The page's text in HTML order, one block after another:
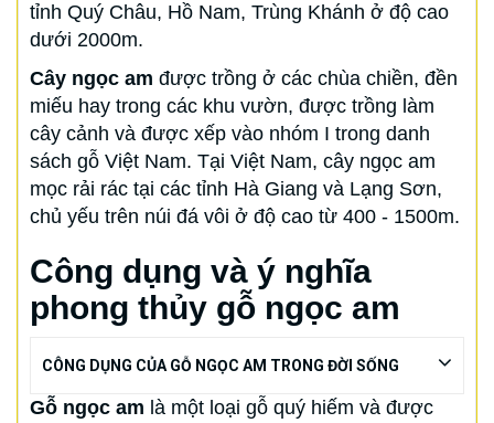
tỉnh Quý Châu, Hồ Nam, Trùng Khánh ở độ cao
dưới 2000m.
Cây ngọc am được trồng ở các chùa chiền, đền
miếu hay trong các khu vườn, được trồng làm
cây cảnh và được xếp vào nhóm I trong danh
sách gỗ Việt Nam. Tại Việt Nam, cây ngọc am
mọc rải rác tại các tỉnh Hà Giang và Lạng Sơn,
chủ yếu trên núi đá vôi ở độ cao từ 400 - 1500m.
Công dụng và ý nghĩa
phong thủy gỗ ngọc am
CÔNG DỤNG CỦA GỖ NGỌC AM TRONG ĐỜI SỐNG
Gỗ ngọc am là một loại gỗ quý hiếm và được